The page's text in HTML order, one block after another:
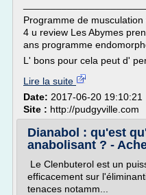
Programme de
4 u review Les Abymes
ans programme
L' bons pour cela peut d'
Lire la suite
Date: 2017-06-20 19:10:21
Site : http://pudgyville.com
Dianabol : qu'est
anabolisant ? -
Le Clenbuterol est un
efficacement sur
tenaces notamm...